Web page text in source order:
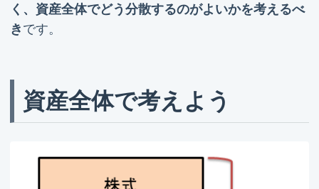
く、資産全体でどう分散するのがよいかを考えるべ
きです。
資産全体で考えよう